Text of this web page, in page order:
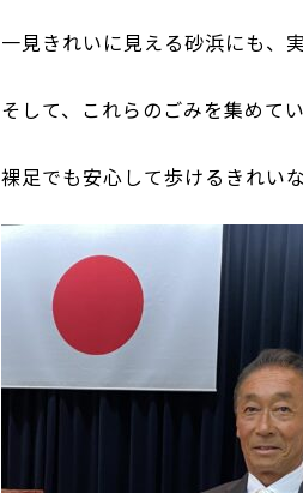
一見きれいに見える砂浜にも、
そして、これらのごみを集めてい
裸足でも安心して歩けるきれい